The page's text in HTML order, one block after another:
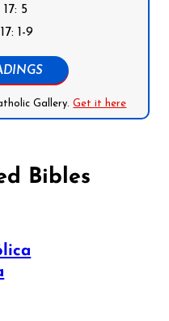
5
1-9
Gallery.Get it here
Bibles